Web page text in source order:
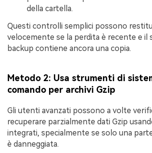
della cartella.
Questi controlli semplici possono
velocemente se la perdita è recente e il
backup contiene ancora una copia.
Metodo 2: Usa strumenti di
comando per archivi Gzip
Gli utenti avanzati possono a volte
recuperare parzialmente dati Gzip
integrati, specialmente se solo una
è danneggiata.